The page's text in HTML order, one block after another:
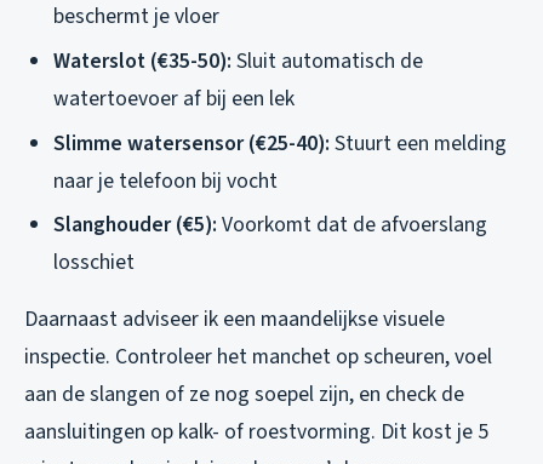
beschermt je vloer
Waterslot (€35-50): Sluit automatisch de
watertoevoer af bij een lek
Slimme watersensor (€25-40): Stuurt een melding
naar je telefoon bij vocht
Slanghouder (€5): Voorkomt dat de afvoerslang
losschiet
Daarnaast adviseer ik een maandelijkse visuele
inspectie. Controleer het manchet op scheuren, voel
aan de slangen of ze nog soepel zijn, en check de
aansluitingen op kalk- of roestvorming. Dit kost je 5